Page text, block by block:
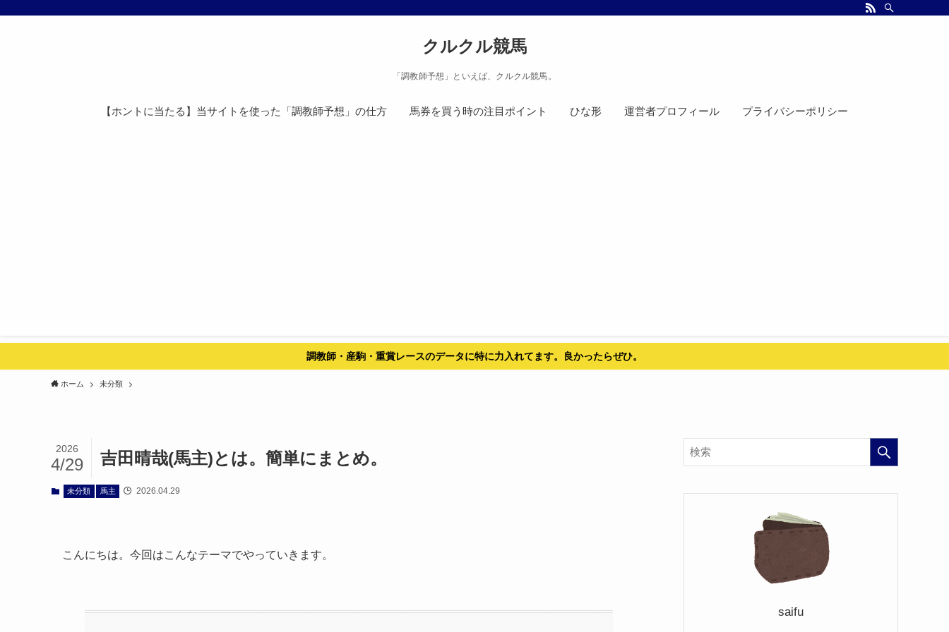
クルクル競馬
「調教師予想」といえば、クルクル競馬。
【ホントに当たる】当サイトを使った「調教師予想」の仕方 馬券を買う時の注目ポイント ひな形 運営者プロフィール プライバシーポリシー
調教師・産駒・重賞レースのデータに特に力入れてます。良かったらぜひ。
ホーム 未分類
吉田晴哉(馬主)とは。簡単にまとめ。
2026
4/29
未分類 馬主 2026.04.29
こんにちは。今回はこんなテーマでやっていきます。
saifu